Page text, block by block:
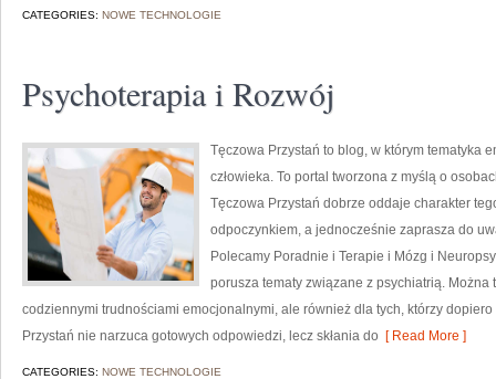
CATEGORIES: NOWE TECHNOLOGIE
Psychoterapia i Rozwój
Tęczowa Przystań to blog, w którym tematyka
człowieka. To portal tworzona z myślą o
Tęczowa Przystań dobrze oddaje charakter
odpoczynkiem, a jednocześnie zaprasza do
Polecamy Poradnie i Terapie i Mózg i
porusza tematy związane z psychiatrią.
codziennymi trudnościami emocjonalnymi, ale również dla tych, którzy
Przystań nie narzuca gotowych odpowiedzi, lecz skłania do [ Read More ]
CATEGORIES: NOWE TECHNOLOGIE